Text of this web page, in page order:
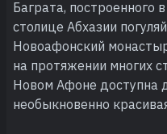
Баграта, построенного
столице Абхазии
Новоафонский
на протяжении многих
Новом Афоне доступна
необыкновенно